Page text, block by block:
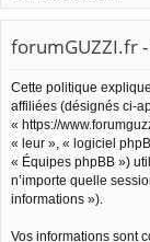
ra
pi
de
m
s
forumGUZZI.fr
Cette politique
affiliées (désignés ci-
« https://
« leur », « logiciel
« Équipes phpBB »)
n’importe quelle
informations »).
Vos informations sont